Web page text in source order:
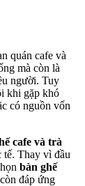
quán cafe và
mà còn là
người. Tuy
khi gặp khó
có nguồn vốn
cafe và trà
tế. Thay vì đầu
bàn ghế
đáp ứng